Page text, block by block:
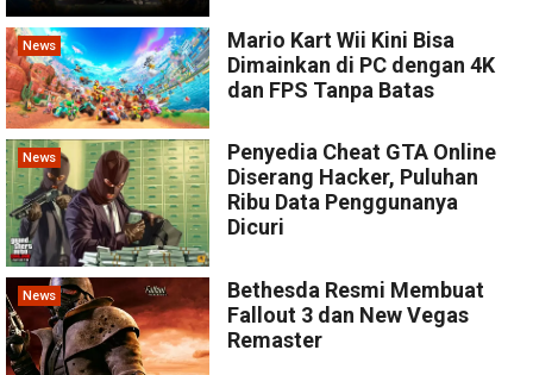
News
Mario Kart Wii Kini Bisa
Dimainkan di PC dengan 4K
dan FPS Tanpa Batas
News
Penyedia Cheat GTA Online
Diserang Hacker, Puluhan
Ribu Data Penggunanya
Dicuri
News
Bethesda Resmi Membuat
Fallout 3 dan New Vegas
Remaster